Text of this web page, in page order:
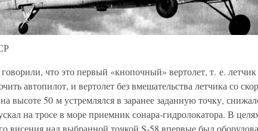
что это первый «кнопочный» вертолет, т. е.
автопилот, и вертолет без вмешательства летчика со
высоте 50 м устремлялся в заранее заданную точку,
на тросе в море приемник сонара-гидролокатора. В